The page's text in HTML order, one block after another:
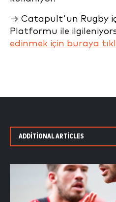
→ Catapult'un Rugby
Platformu ile
edinmek için buraya
ADDITIONAL ARTICLES